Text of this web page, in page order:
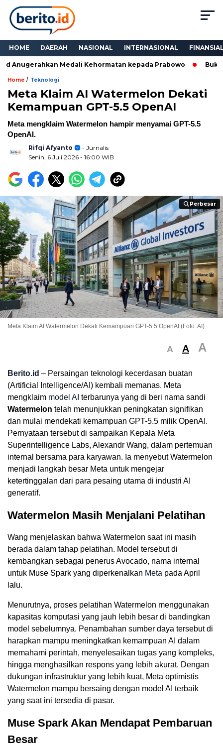
HOME DAERAH NASIONAL INTERNASIONAL
Medali Kehormatan kepada Prabowo Bukan
Home / Teknologi
Meta Klaim AI Watermelon Dekati
Kemampuan GPT-5.5 OpenAI
Meta mengklaim Watermelon hampir menyamai GPT-5.5
OpenAI.
Rifqi Afyanto
- Jurnalis
Senin, 6 Juli 2026 - 16:00 WIB
Perbesar
Perbesar
Meta Klaim AI Watermelon Dekati Kemampuan GPT-5.5 OpenAI (Foto: AI)
A A A
Berito.id – Persaingan teknologi kecerdasan buatan
(Artificial Intelligence/AI) kembali memanas. Meta
mengklaim model AI terbarunya yang di beri nama sandi
Watermelon telah menunjukkan peningkatan signifikan
dan mulai mendekati kemampuan GPT-5.5 milik OpenAI.
Pernyataan tersebut di sampaikan Kepala Meta
Superintelligence Labs, Alexandr Wang, dalam pertemuan
internal bersama para karyawan. Ia menyebut Watermelon
menjadi langkah besar Meta untuk mengejar
ketertinggalan dari para pesaing utama di industri AI
generatif.
Watermelon Masih Menjalani Pelatihan
Wang menjelaskan bahwa Watermelon saat ini masih
berada dalam tahap pelatihan. Model tersebut di
kembangkan sebagai penerus Avocado, nama internal
untuk Muse Spark yang diperkenalkan Meta pada April
lalu.
Menurutnya, proses pelatihan Watermelon menggunakan
kapasitas komputasi yang jauh lebih besar di bandingkan
model sebelumnya. Penambahan sumber daya tersebut di
harapkan mampu meningkatkan kemampuan AI dalam
memahami perintah, menyelesaikan tugas yang kompleks,
hingga menghasilkan respons yang lebih akurat. Dengan
dukungan infrastruktur yang lebih kuat, Meta optimistis
Watermelon mampu bersaing dengan model AI terbaik
yang saat ini tersedia di pasar.
Muse Spark Akan Mendapat Pembaruan
Besar